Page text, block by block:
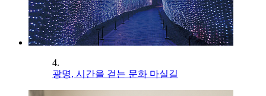
4.
광명, 시간을 걷는 문화 마실길